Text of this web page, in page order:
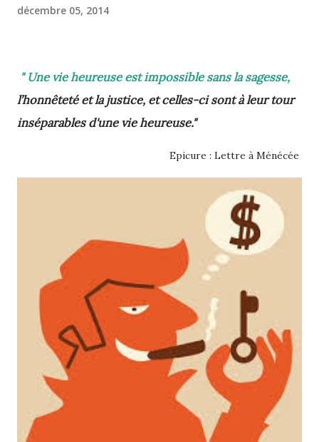
décembre 05, 2014
" Une vie heureuse est impossible sans la sagesse,
l’honnêteté et la justice, et celles-ci sont à leur tour
inséparables d'une vie heureuse."
Epicure : Lettre à Ménécée